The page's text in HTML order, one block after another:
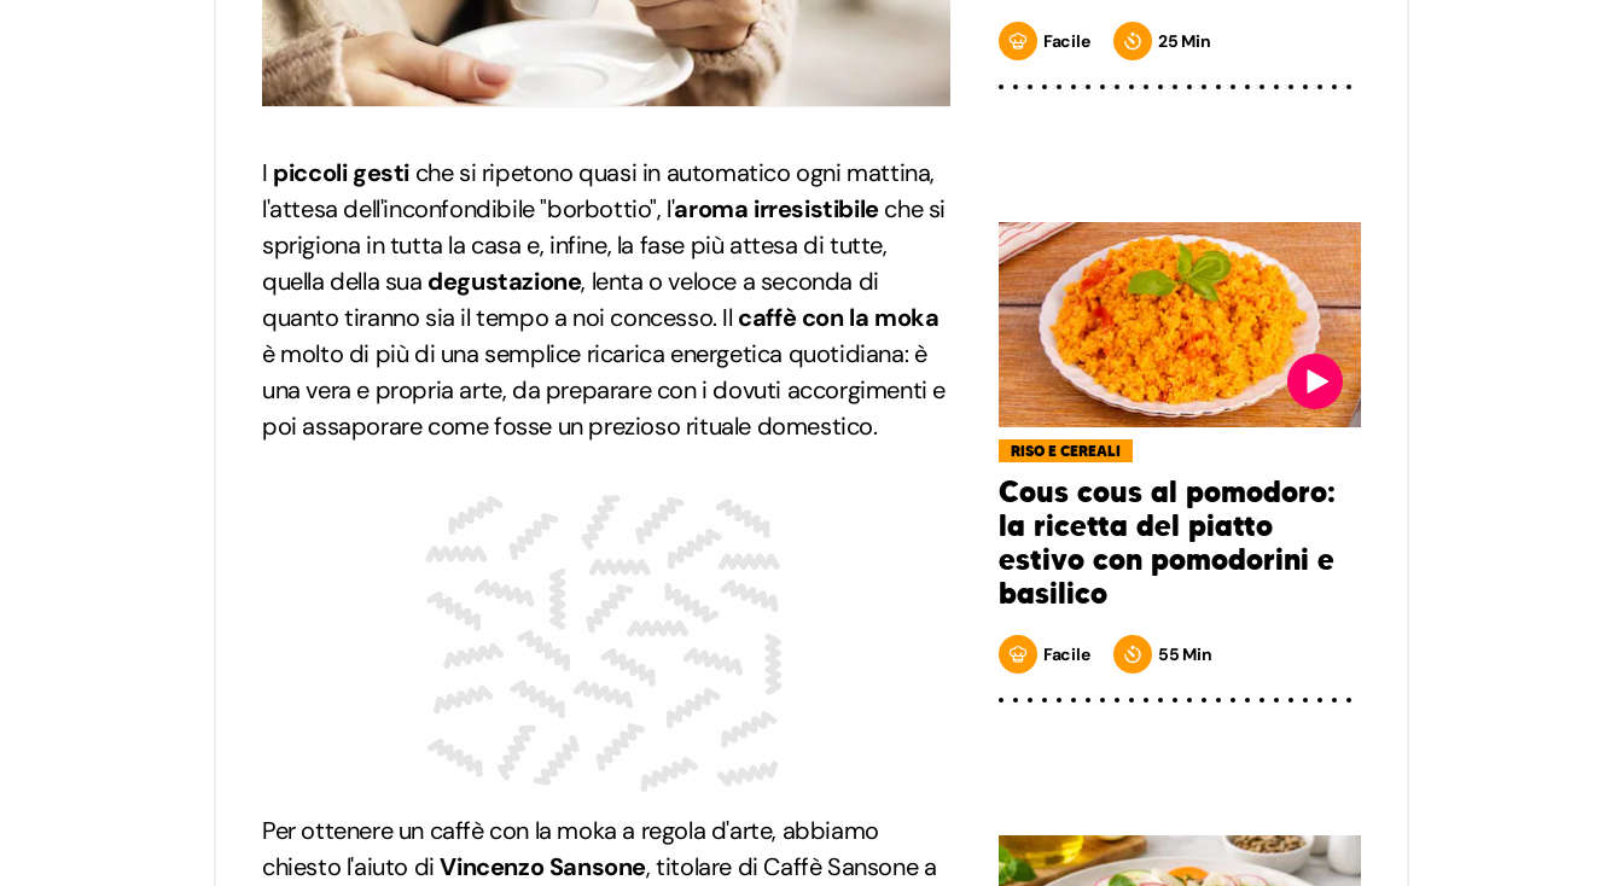
I piccoli gesti che si ripetono quasi in automatico ogni mattina,
l'attesa dell'inconfondibile "borbottio", l'aroma irresistibileche si
sprigiona in tutta la casa e, infine, la fase più attesa di tutte,
quella della sua degustazione, lenta o veloce a seconda di
quanto tiranno sia il tempo a noi concesso. Il caffè con la moka
è molto di più di una semplice ricarica energetica quotidiana: è
una vera e propria arte, da preparare con i dovuti accorgimenti e
poi assaporare come fosse un prezioso rituale domestico.
Per ottenere un caffè con la moka a regola d'arte, abbiamo
chiesto l'aiuto diVincenzo Sansone, titolare di Caffè Sansone a
Facile 25 Min
RISO E CEREALI
Cous cous al pomodoro:
la ricetta del piatto
estivo con pomodorini e
basilico
Facile 55 Min